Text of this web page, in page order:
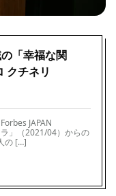
「幸福な関
クチネリ
JAPAN
」（2021/04）からの
の […]